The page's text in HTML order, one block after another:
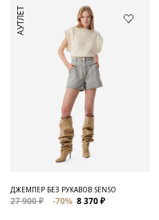
АУТЛЕТ
ДЖЕМПЕР БЕЗ РУКАВОВ SENSO
27 900 ₽ -70% 8 370 ₽